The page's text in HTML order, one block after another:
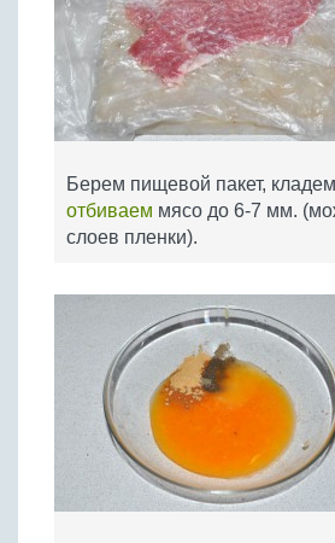
Берем пищевой пакет,
отбиваем мясо до 6-7 мм.
слоев пленки).